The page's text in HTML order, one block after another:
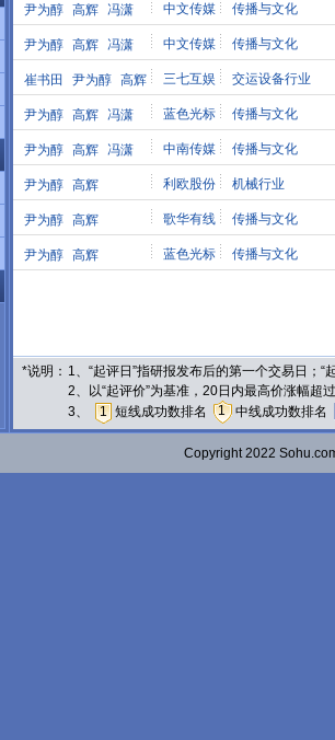
尹为醇 高辉 冯潇 中文传媒 传播与文化
尹为醇 高辉 冯潇 中文传媒 传播与文化
崔书田 尹为醇 高辉 三七互娱 交运设备行业
尹为醇 高辉 冯潇 蓝色光标 传播与文化
尹为醇 高辉 冯潇 中南传媒 传播与文化
尹为醇 高辉 利欧股份 机械行业
尹为醇 高辉 歌华有线 传播与文化
尹为醇 高辉 蓝色光标 传播与文化
*说明： 1、“起评日”指研报发布后的第一个交易日；
2、以“起评价”为基准，20日内最高价涨幅
3、
1 短线成功数排名 1 中线成功数排名
Copyright 2022